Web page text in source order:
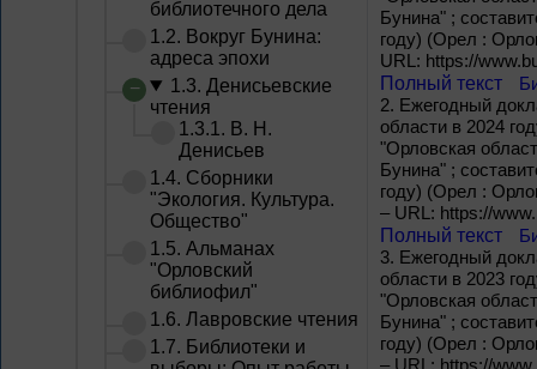
библиотечного дела
1.2. Вокруг Бунина:
адреса эпохи
1.3. Денисьевские
чтения
1.3.1. В. Н.
Денисьев
1.4. Сборники
"Экология. Культура.
Общество"
1.5. Альманах
"Орловский
библиофил"
1.6. Лавровские чтения
1.7. Библиотеки и
Бунина" ;
году) (Орел :
URL: https://
Полный текст
2. Ежегодный
области в 2024
"Орловская
Бунина" ;
году) (Орел :
– URL: https://
Полный текст
3. Ежегодный
области в 2023
"Орловская
Бунина" ;
году) (Орел :
– URL: https://